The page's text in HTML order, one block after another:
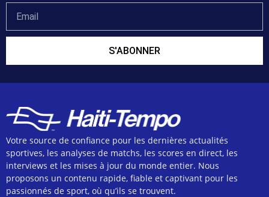
S'ABONNER
Votre source de confiance pour les dernières actualités
sportives, les analyses de matchs, les scores en direct, les
interviews et les mises à jour du monde entier. Nous
proposons un contenu rapide, fiable et captivant pour les
passionnés de sport, où qu’ils se trouvent.